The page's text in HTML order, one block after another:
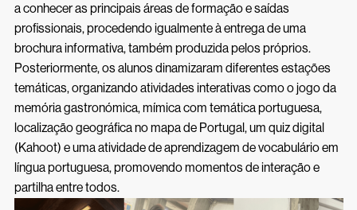
a conhecer as principais áreas de formação e saídas
profissionais, procedendo igualmente à entrega de uma
brochura informativa, também produzida pelos próprios.
Posteriormente, os alunos dinamizaram diferentes estações
temáticas, organizando atividades interativas como o jogo da
memória gastronómica, mímica com temática portuguesa,
localização geográfica no mapa de Portugal, um quiz digital
(Kahoot) e uma atividade de aprendizagem de vocabulário em
língua portuguesa, promovendo momentos de interação e
partilha entre todos.